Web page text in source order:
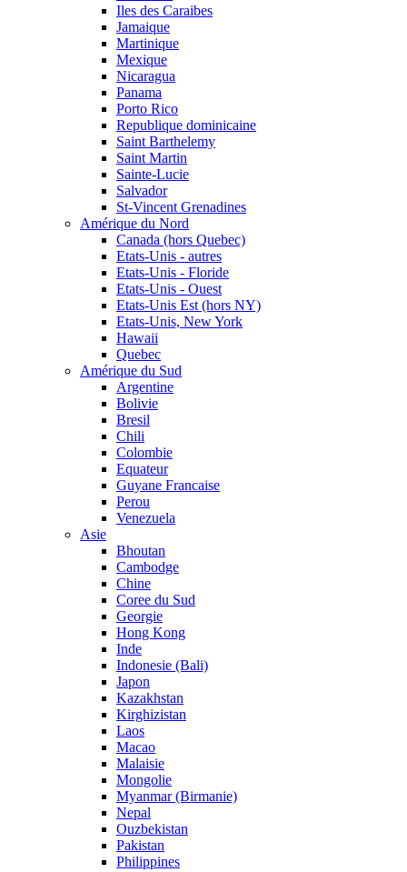
Iles des Caraibes
Jamaique
Martinique
Mexique
Nicaragua
Panama
Porto Rico
Republique dominicaine
Saint Barthelemy
Saint Martin
Sainte-Lucie
Salvador
St-Vincent Grenadines
Amérique du Nord
Canada (hors Quebec)
Etats-Unis - autres
Etats-Unis - Floride
Etats-Unis - Ouest
Etats-Unis Est (hors NY)
Etats-Unis, New York
Hawaii
Quebec
Amérique du Sud
Argentine
Bolivie
Bresil
Chili
Colombie
Equateur
Guyane Francaise
Perou
Venezuela
Asie
Bhoutan
Cambodge
Chine
Coree du Sud
Georgie
Hong Kong
Inde
Indonesie (Bali)
Japon
Kazakhstan
Kirghizistan
Laos
Macao
Malaisie
Mongolie
Myanmar (Birmanie)
Nepal
Ouzbekistan
Pakistan
Philippines